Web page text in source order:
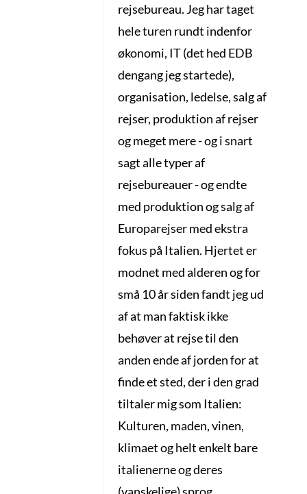
rejsebureau. Jeg har taget
hele turen rundt indenfor
økonomi, IT (det hed EDB
dengang jeg startede),
organisation, ledelse, salg af
rejser, produktion af rejser
og meget mere - og i snart
sagt alle typer af
rejsebureauer - og endte
med produktion og salg af
Europarejser med ekstra
fokus på Italien. Hjertet er
modnet med alderen og for
små 10 år siden fandt jeg ud
af at man faktisk ikke
behøver at rejse til den
anden ende af jorden for at
finde et sted, der i den grad
tiltaler mig som Italien:
Kulturen, maden, vinen,
klimaet og helt enkelt bare
italienerne og deres